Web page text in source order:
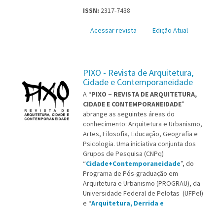
ISSN: 2317-7438
Acessar revista Edição Atual
PIXO - Revista de Arquitetura,
Cidade e Contemporaneidade
A “PIXO – REVISTA DE ARQUITETURA,
CIDADE E CONTEMPORANEIDADE”
abrange as seguintes áreas do
conhecimento: Arquitetura e Urbanismo,
Artes, Filosofia, Educação, Geografia e
Psicologia. Uma iniciativa conjunta dos
Grupos de Pesquisa (CNPq)
“Cidade+Contemporaneidade”, do
Programa de Pós-graduação em
Arquitetura e Urbanismo (PROGRAU), da
Universidade Federal de Pelotas (UFPel)
e “Arquitetura, Derrida e